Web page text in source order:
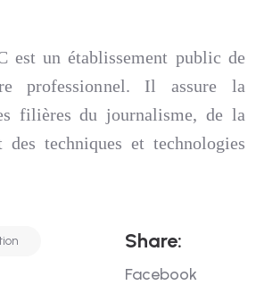
est un établissement public de
professionnel. Il assure la
filières du journalisme, de la
des techniques et technologies
SHARE:
Facebook